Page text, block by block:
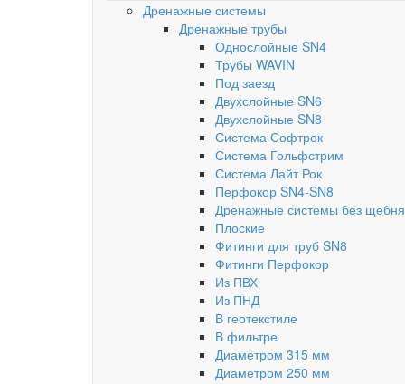
Дренажные системы
Дренажные трубы
Однослойные SN4
Трубы WAVIN
Под заезд
Двухслойные SN6
Двухслойные SN8
Система Софтрок
Система Гольфстрим
Система Лайт Рок
Перфокор SN4-SN8
Дренажные системы без щебня
Плоские
Фитинги для труб SN8
Фитинги Перфокор
Из ПВХ
Из ПНД
В геотекстиле
В фильтре
Диаметром 315 мм
Диаметром 250 мм